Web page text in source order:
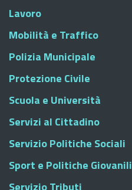
Lavoro
Mobilità e Traffico
Polizia Municipale
Protezione Civile
Scuola e Università
Servizi al Cittadino
Servizio Politiche Sociali
Sport e Politiche Giovanili
Servizio Tributi